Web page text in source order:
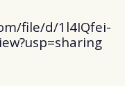
file/d/1l4IQfei-